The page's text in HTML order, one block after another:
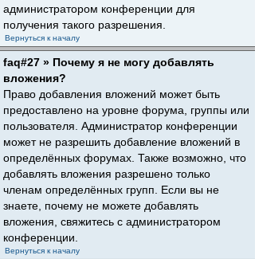
администратором конференции для
получения такого разрешения.
Вернуться к началу
faq#27 » Почему я не могу добавлять
вложения?
Право добавления вложений может быть
предоставлено на уровне форума, группы или
пользователя. Администратор конференции
может не разрешить добавление вложений в
определённых форумах. Также возможно, что
добавлять вложения разрешено только
членам определённых групп. Если вы не
знаете, почему не можете добавлять
вложения, свяжитесь с администратором
конференции.
Вернуться к началу